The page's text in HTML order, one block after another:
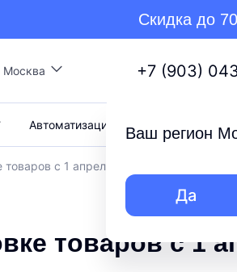
Скидка до
Москва +7 (903)
Автоматизация бизнеса Торги
с 1 апреля 2025 года
товаров с 1
Ваш регион
Да